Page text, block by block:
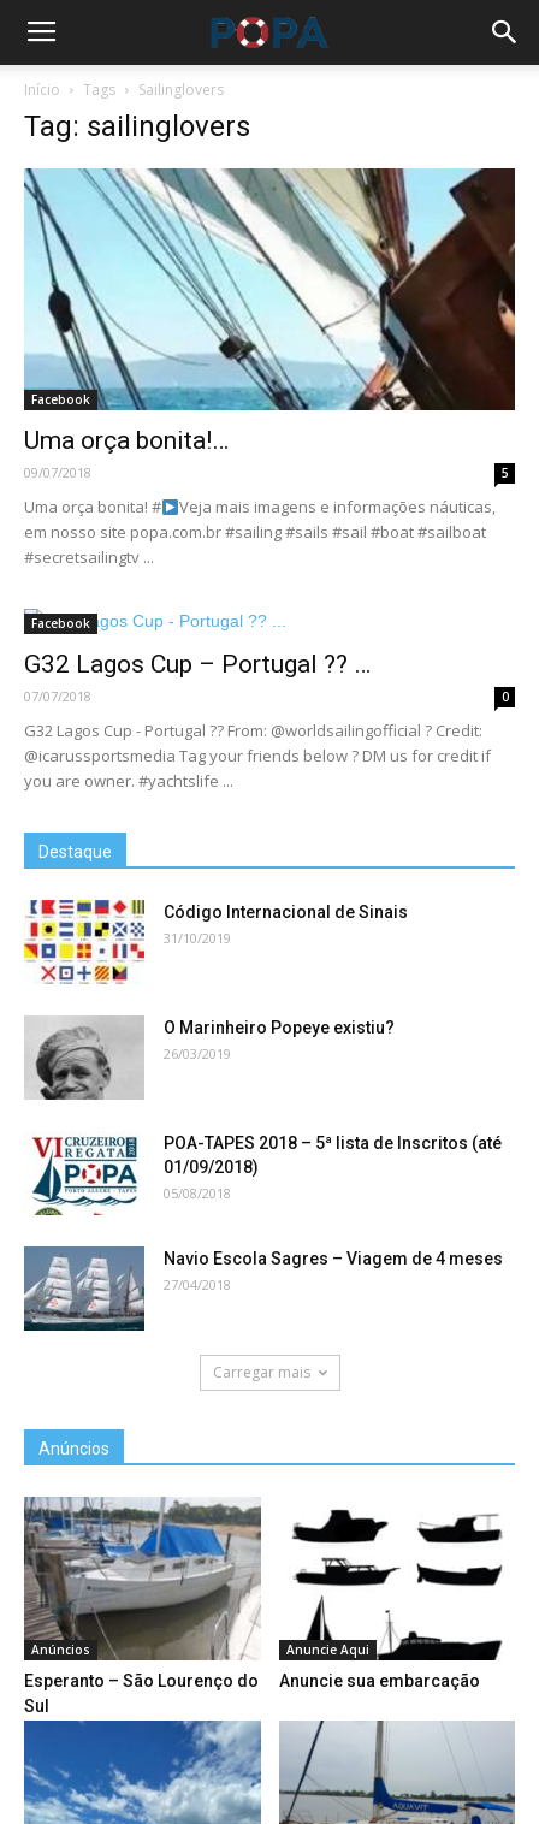
Início Tags Sailinglovers
Tag: sailinglovers
Facebook
Uma orça bonita!…
09/07/2018 5
Uma orça bonita! #
Veja mais imagens e informações náuticas,
em nosso site popa.com.br #sailing #sails #sail #boat #sailboat
#secretsailingtv ...
Facebook
G32 Lagos Cup – Portugal ?? …
07/07/2018 0
G32 Lagos Cup - Portugal ?? From: @worldsailingofficial ? Credit:
@icarussportsmedia Tag your friends below ? DM us for credit if
you are owner. #yachtslife ...
Destaque
Código Internacional de Sinais
31/10/2019
O Marinheiro Popeye existiu?
26/03/2019
POA-TAPES 2018 – 5ª lista de Inscritos (até
01/09/2018)
05/08/2018
Navio Escola Sagres – Viagem de 4 meses
27/04/2018
Carregar mais
Anúncios
Anúncios
Esperanto – São Lourenço do
Sul
Anuncie Aqui
Anuncie sua embarcação